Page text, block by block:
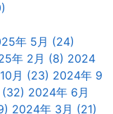
年 5月 (24)
年 2月 (8) 2024
月 (23) 2024年 9
2024年 6月
2024年 3月 (21)